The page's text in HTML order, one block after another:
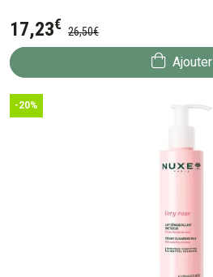
17,23€ 26,50€
Ajouter
-20%